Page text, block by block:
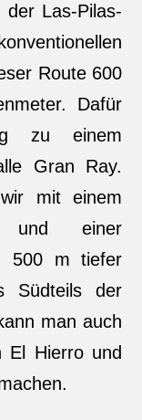
Las-Pilas-
Route 600
Dafür
zu einem
Gran Ray.
mit einem
und einer
500 m tiefer
Südteils der
man auch
El Hierro und